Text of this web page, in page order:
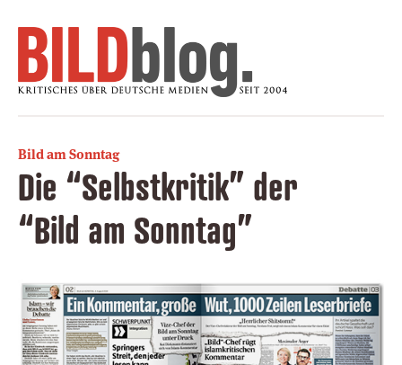
Bild am Sonntag
Die “Selbstkritik” der
“Bild am Sonntag”